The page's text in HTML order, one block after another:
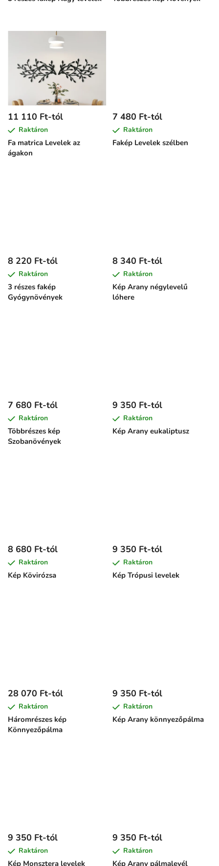
t
Fa matrica Levelek az
ágakon
11 110 Ft-tól
Raktáron
Fakép Levelek szélben
7 480 Ft-tól
Raktáron
3 részes fakép
Gyógynövények
8 220 Ft-tól
Raktáron
Kép Arany négylevelű
lóhere
8 340 Ft-tól
Raktáron
Többrészes kép
Szobanövények
7 680 Ft-tól
Raktáron
Kép Arany eukaliptusz
9 350 Ft-tól
Raktáron
Kép Kövirózsa
8 680 Ft-tól
Raktáron
Kép Trópusi levelek
9 350 Ft-tól
Raktáron
Háromrészes kép
Könnyezőpálma
28 070 Ft-tól
Raktáron
Kép Arany könnyezőpálma
9 350 Ft-tól
Raktáron
Kép Monsztera levelek
9 350 Ft-tól
Raktáron
Kép Arany pálmalevél
9 350 Ft-tól
Raktáron